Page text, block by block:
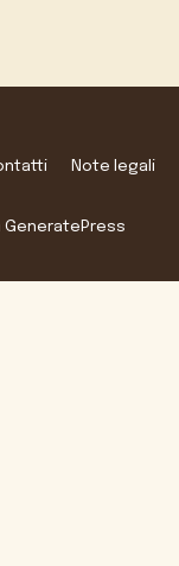
Note legali
GeneratePress